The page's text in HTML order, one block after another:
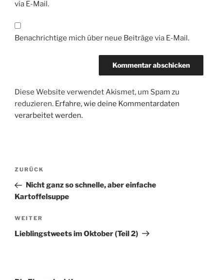
via E-Mail.
Benachrichtige mich über neue Beiträge via E-Mail.
Diese Website verwendet Akismet, um Spam zu
reduzieren. Erfahre, wie deine Kommentardaten
verarbeitet werden.
Beitragsnavigation
Vorheriger
Beitrag
ZURÜCK
Nicht ganz so schnelle, aber einfache
Kartoffelsuppe
Nächster
Beitrag
WEITER
Lieblingstweets im Oktober (Teil 2)